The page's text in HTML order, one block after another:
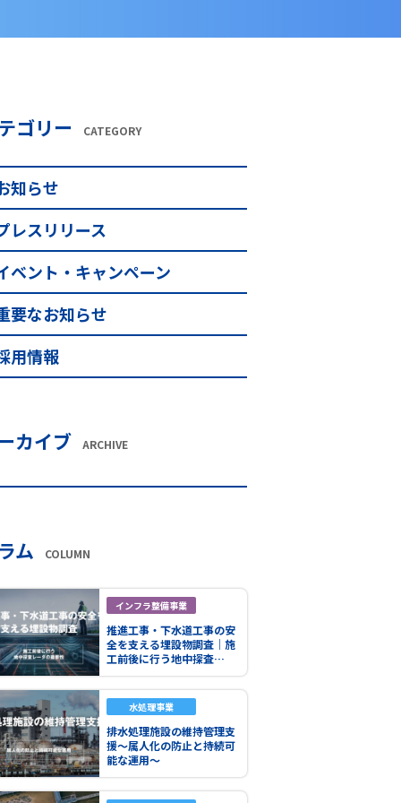
ゴリー CATEGORY
知らせ
レスリリース
ベント・キャンペーン
要なお知らせ
用情報
カイブ ARCHIVE
ム COLUMN
インフラ整備事業
推進工事・下水道工事の安
全を支える埋設物調査｜施
工前後に行う地中探査…
水処理事業
排水処理施設の維持管理支
援～属人化の防止と持続可
能な運用～